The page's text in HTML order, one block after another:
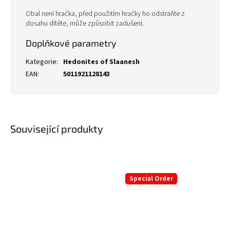
Související produkty
Special Order
Obal není hračka, před použitím hračky ho odstraňte z
dosahu dítěte, může způsobit zadušení.
Doplňkové parametry
Kategorie: Hedonites of Slaanesh
EAN: 5011921128143